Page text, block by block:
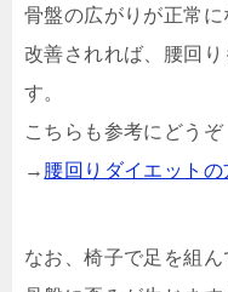
骨盤の広がりが正常
改善されれば、腰回
す。
こちらも参考にどうぞ
→ 腰回りダイエットの
なお、椅子で足を組